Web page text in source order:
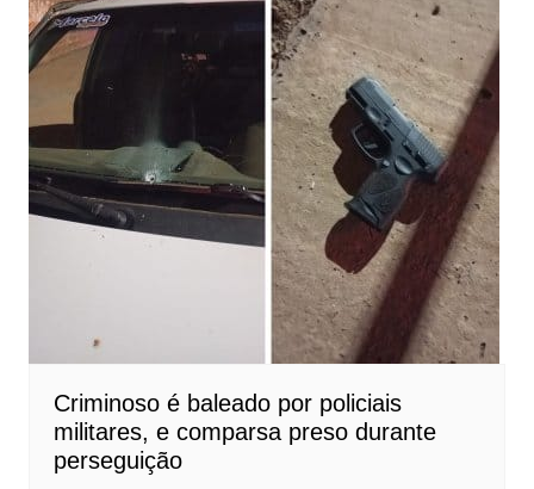
Criminoso é baleado por policiais
militares, e comparsa preso durante
perseguição